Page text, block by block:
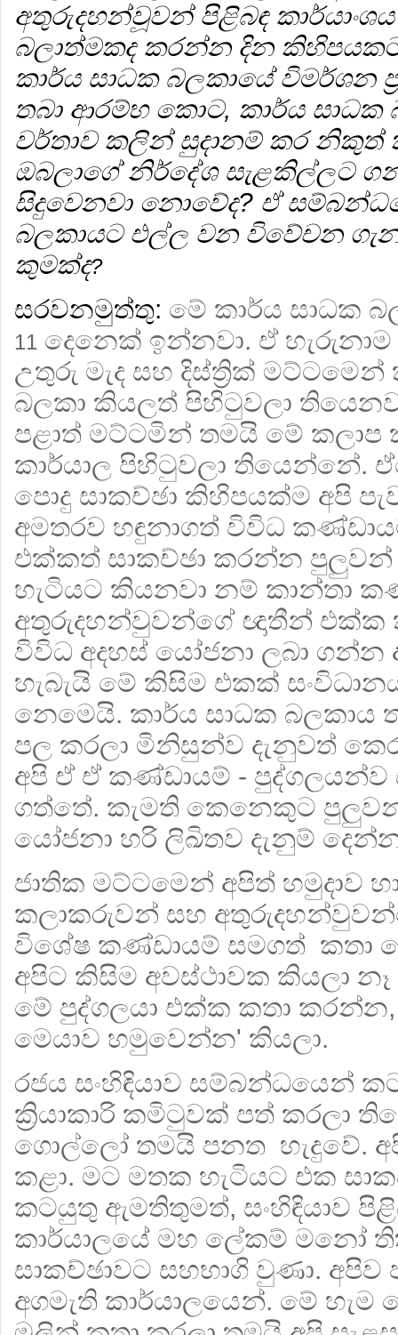
අතුරුදහන්වූවන් පිළිබඳ
බලාත්මකද කරන්න දින
කාර්ය සාධක බලකායේ විමර්ශන
තබා ආරම්භ කොට, කාර්ය සාධක
වර්තාව කලින් සුදානම් කර නිකුත්
ඔබලාගේ නිර්දේශ සැළකිල්ලට
සිදුවෙනවා නොවේද? ඒ
බලකායට එල්ල වන විවේචන
කුමක්ද?
සරවනමුත්තු: මේ කාර්ය සාධක
11 දෙනෙක් ඉන්නවා. ඒ
උතුරු මැද සහ දිස්ත්‍රික් මට්ටමෙන්
බලකා කියලත් පිහිටුවලා
පළාත් මට්ටමින් තමයි මේ කලාප
කාර්යාල පිහිටුවලා
පොදු සාකච්ඡා කිහිපයක්ම අපි
අමතරව හඳුනාගත් විවිධ
එක්කත් සාකච්ඡා කරන්න පුලුවන්
හැටියට කියනවා නම් කාන්තා
අතුරුදහන්වුවන්ගේ ඥාතීන් එක්ක
විවිධ අදහස් යෝජනා ලබා ගන්න
හැබැයි මේ කිසිම එකක්
නෙමෙයි. කාර්ය සාධක බලකාය
පල කරලා මිනිසුන්ව දැනුවත්
අපි ඒ ඒ කණ්ඩායම් - පුද්ගලයන්ව
ගත්තේ. කැමති කෙනෙකුට
යෝජනා හරි ලිඛිතව දැනුම්
ජාතික මට්ටමෙන් අපිත් හමුදාව
කලාකරුවන් සහ
විශේෂ කණ්ඩායම් සමගත් කතා
අපිට කිසිම අවස්ථාවක කියලා නෑ
මේ පුද්ගලයා එක්ක කතා
මෙයාව හමුවෙන්න' කියලා.
රජය සංහිඳියාව සම්බන්ධයෙන්
ක්‍රියාකාරි කමිටුවක් පත් කරලා
ගොල්ලෝ තමයි පනත හැදුවේ.
කළා. මට මතක හැටියට එක
කටයුතු ඇමතිතුමත්, සංහිඳියාව
කාර්යාලයේ මහ ලේකම් මනෝ
සාකච්ඡාවට සහභාගි වුණා.
අගමැති කාර්යාලයෙන්. මේ